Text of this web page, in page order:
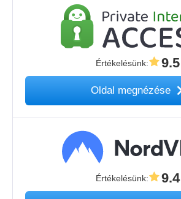
Értékelésünk: 9.5
Oldal megnézése
Értékelésünk: 9.4